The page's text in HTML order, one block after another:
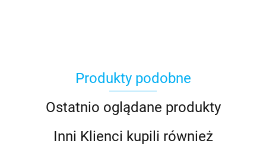
Basic Fun
Produkty podobne
Ostatnio oglądane produkty
Inni Klienci kupili również